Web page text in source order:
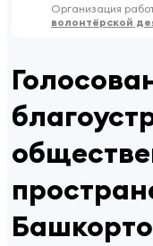
Организация
волонтёрской